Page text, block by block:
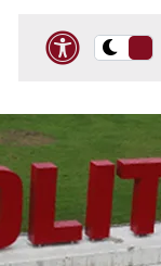
Przelącz